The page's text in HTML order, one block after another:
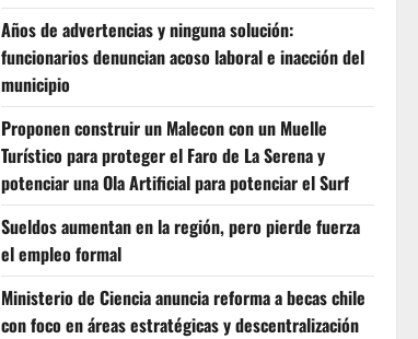
Años de advertencias y ninguna solución:
funcionarios denuncian acoso laboral e inacción del
municipio
Proponen construir un Malecon con un Muelle
Turístico para proteger el Faro de La Serena y
potenciar una Ola Artificial para potenciar el Surf
Sueldos aumentan en la región, pero pierde fuerza
el empleo formal
Ministerio de Ciencia anuncia reforma a becas chile
con foco en áreas estratégicas y descentralización